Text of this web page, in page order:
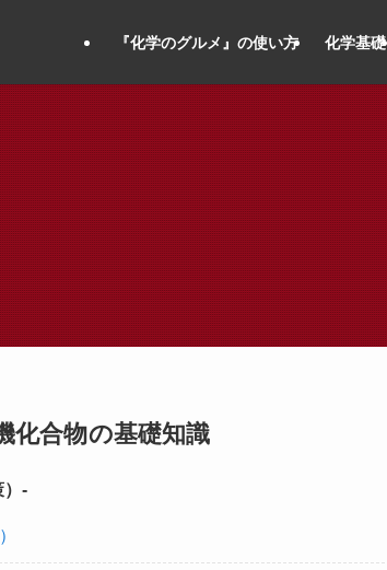
『化学のグルメ』の使い方 化学基礎
化合物の基礎知識
）-